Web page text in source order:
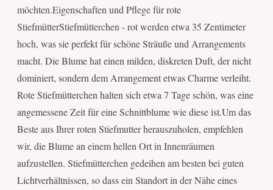
möchten.Eigenschaften und Pflege für rote
StiefmütterStiefmütterchen - rot werden etwa 35 Zentimeter
hoch, was sie perfekt für schöne Sträuße und Arrangements
macht. Die Blume hat einen milden, diskreten Duft, der nicht
dominiert, sondern dem Arrangement etwas Charme verleiht.
Rote Stiefmütterchen halten sich etwa 7 Tage schön, was eine
angemessene Zeit für eine Schnittblume wie diese ist.Um das
Beste aus Ihrer roten Stiefmutter herauszuholen, empfehlen
wir, die Blume an einem hellen Ort in Innenräumen
aufzustellen. Stiefmütterchen gedeihen am besten bei guten
Lichtverhältnissen, so dass ein Standort in der Nähe eines